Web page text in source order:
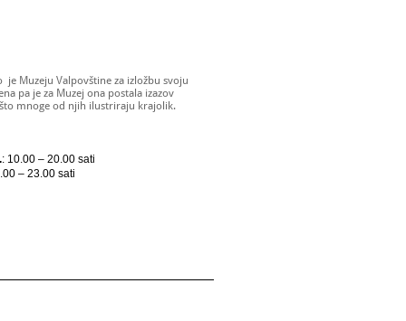
Muzeju Valpovštine za izložbu svoju
pa je za Muzej ona postala izazov
mnoge od njih ilustriraju krajolik.
: 10.00 – 20.00 sati
– 23.00 sati